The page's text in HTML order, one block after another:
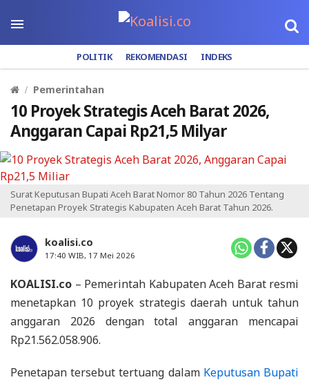
POLITIK REKOMENDASI INDEKS
Pemerintahan
10 Proyek Strategis Aceh Barat 2026,
Anggaran Capai Rp21,5 Milyar
Surat Keputusan Bupati Aceh Barat Nomor 80 Tahun 2026 Tentang
Penetapan Proyek Strategis Kabupaten Aceh Barat Tahun 2026.
koalisi.co
17:40 WIB, 17 Mei 2026
KOALISI.co – Pemerintah Kabupaten Aceh Barat resmi
menetapkan 10 proyek strategis daerah untuk tahun
anggaran 2026 dengan total anggaran mencapai
Rp21.562.058.906.
Penetapan tersebut tertuang dalam Keputusan Bupati